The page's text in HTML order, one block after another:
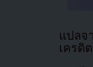
แปล
เครดิ